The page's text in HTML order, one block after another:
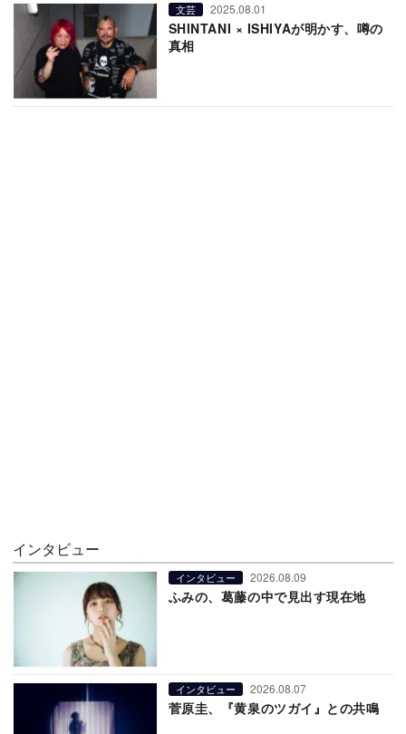
文芸 2025.08.01
SHINTANI × ISHIYAが明かす、噂の
真相
インタビュー
インタビュー 2026.08.09
ふみの、葛藤の中で見出す現在地
インタビュー 2026.08.07
菅原圭、『黄泉のツガイ』との共鳴